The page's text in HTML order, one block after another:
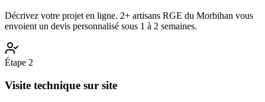
Décrivez votre projet en ligne. 2+ artisans RGE du Morbihan vous
envoient un devis personnalisé sous 1 à 2 semaines.
Étape 2
Visite technique sur site